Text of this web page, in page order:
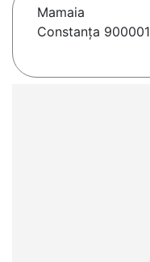
Mamaia
Constanța 900001